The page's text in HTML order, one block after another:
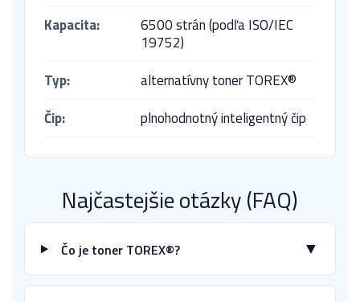
Kapacita:
6500 strán (podľa ISO/IEC
19752)
Typ:
alternatívny toner TOREX®
Čip:
plnohodnotný inteligentný čip
Najčastejšie otázky (FAQ)
Čo je toner TOREX®? ▼